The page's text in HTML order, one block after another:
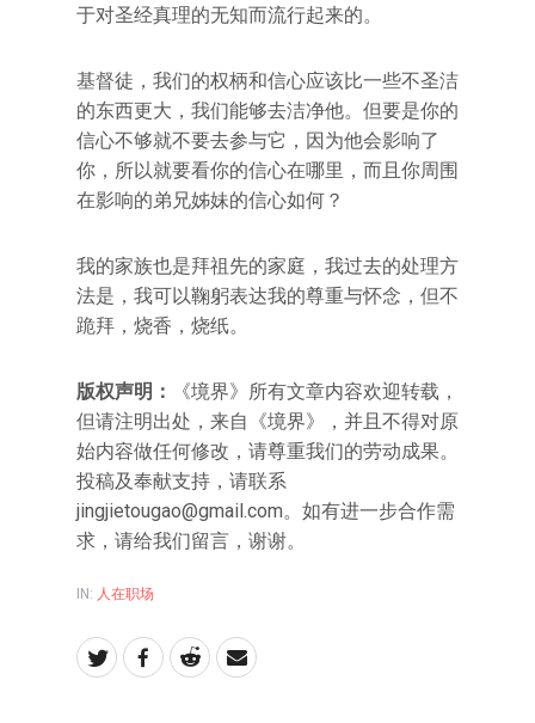
于对圣经真理的无知而流行起来的。
基督徒，我们的权柄和信心应该比一些不圣洁
的东西更大，我们能够去洁净他。但要是你的
信心不够就不要去参与它，因为他会影响了
你，所以就要看你的信心在哪里，而且你周围
在影响的弟兄姊妹的信心如何？
我的家族也是拜祖先的家庭，我过去的处理方
法是，我可以鞠躬表达我的尊重与怀念，但不
跪拜，烧香，烧纸。
版权声明：
《境界》所有文章内容欢迎转载，
但请注明出处，来自《境界》，并且不得对原
始内容做任何修改，请尊重我们的劳动成果。
投稿及奉献支持，请联系
jingjietougao@gmail.com。如有进一步合作需
求，请给我们留言，谢谢。
IN: 人在职场